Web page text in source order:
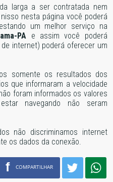
larga a ser contratada nem
nesta página você poderá
um melhor serviço na
PA e assim você poderá
internet) poderá oferecer um
somente os resultados dos
que informaram a velocidade
foram informados os valores
navegando não seram
não discriminamos internet
os dados da conexão.
f COMPARTILHAR